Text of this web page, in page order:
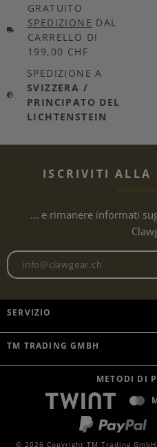
GRATUITO
SPEDIZIONE DAL
CARRELLO DI
199,00 CHF
SPEDIZIONE A
SVIZZERA /
PRINCIPATO DEL
LICHTENSTEIN
ISCRIVITI ALLA
... e rimanere informati
SERVIZIO
TM TRADING GMBH
METODI DI
© 2026 Copyright TM Trading